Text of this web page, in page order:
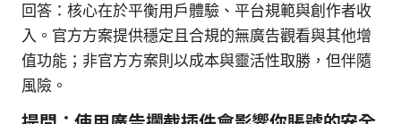
回答：核心在於平衡用戶體驗、平台規範與創作者收
入。官方方案提供穩定且合規的無廣告觀看與其他增
值功能；非官方方案則以成本與靈活性取勝，但伴隨
風險。